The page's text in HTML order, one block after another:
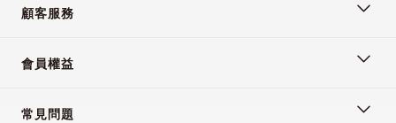
顧客服務
會員權益
常見問題